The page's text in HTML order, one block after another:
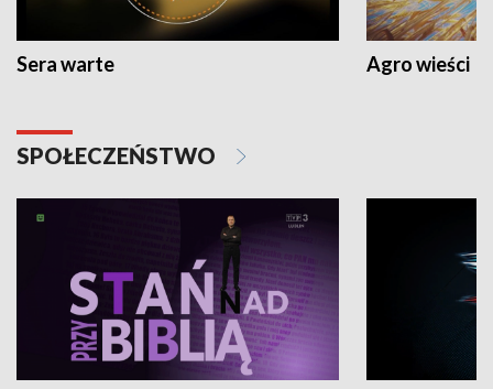
Sera warte Agro wieści
SPOŁECZEŃSTWO